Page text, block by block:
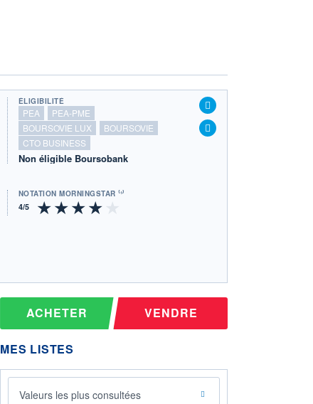
ÉLIGIBILITÉ
PEA
PEA-PME
BOURSOVIE LUX
BOURSOVIE
CTO BUSINESS
Non éligible Boursobank
NOTATION MORNINGSTAR ⁽¹⁾
ACHETER VENDRE
MES LISTES
Valeurs les plus consultées